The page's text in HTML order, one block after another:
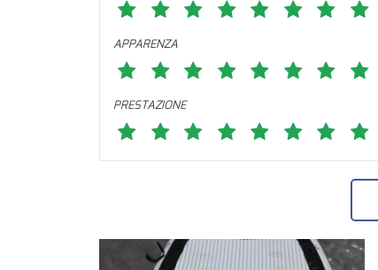
APPARENZA
PRESTAZIONE